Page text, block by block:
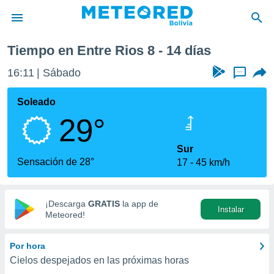
de
ha
calidad.
a este
las
y
digital
basada
Tiempo en Entre Rios 8 - 14 días
16:11 Sábado ...
Soleado
29°
Sensación de 28°
Sur
17
45 km/h
¡Descarga GRATIS la app de
Meteored!
Instalar
Por hora
Cielos despejados en las próximas horas